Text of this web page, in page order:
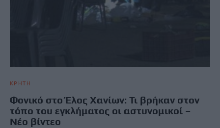
ΚΡΗΤΗ
Φονικό στο Έλος Χανίων: Τι βρήκαν στον
τόπο του εγκλήματος οι αστυνομικοί –
Νέο βίντεο